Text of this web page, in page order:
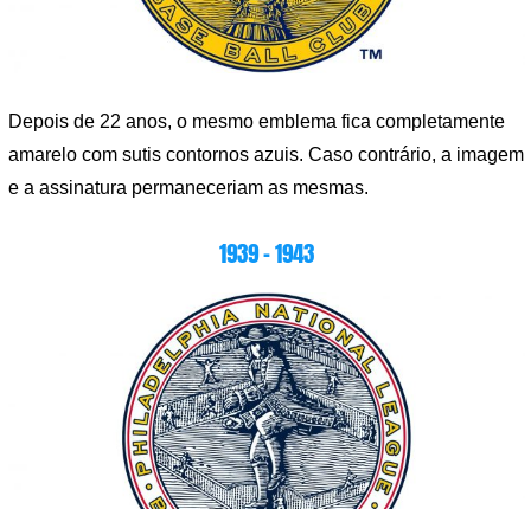
Depois de 22 anos, o mesmo emblema fica completamente
amarelo com sutis contornos azuis. Caso contrário, a imagem
e a assinatura permaneceriam as mesmas.
1939 – 1943